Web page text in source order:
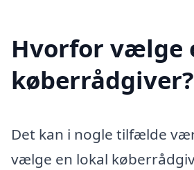
Hvorfor vælge
køberrådgiver?
Det kan i nogle tilfælde
vælge en lokal